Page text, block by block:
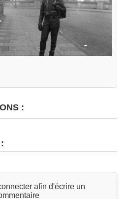
:
afin d'écrire un